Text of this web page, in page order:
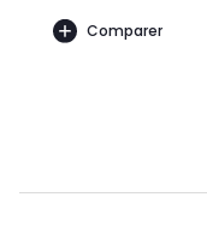
Comparer